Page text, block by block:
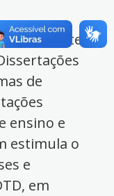
a Biblioteca
de
ensino e
estimula o
e
em